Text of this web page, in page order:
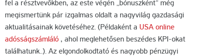
fel a résztvevőkben, az este végén „bónuszként” még
megismertünk pár izgalmas oldalt a nagyvilág gazdasági
aktualitásainak követéséhez. (Példaként a USA online
adósságszámláló , ahol meglehetősen beszédes KPI-okat
találhatunk..). Az elgondolkodtató és nagyobb pénzügyi